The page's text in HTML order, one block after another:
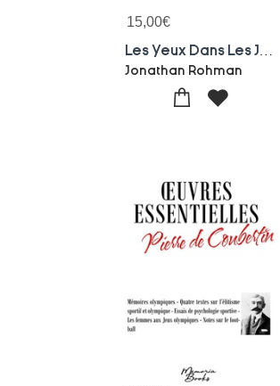
15,00€
Jonathan Rohman